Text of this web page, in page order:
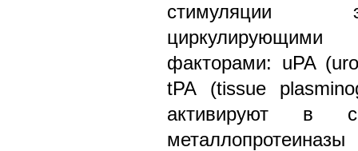
стимуляции
факторами: uPA
tPA (tissue
активируют в